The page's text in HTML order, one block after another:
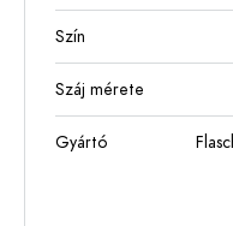
Szín
Száj mérete
Gyártó